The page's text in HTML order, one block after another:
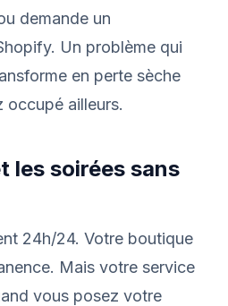
demande un
Un problème qui
en perte sèche
occupé ailleurs.
les soirées sans
24h/24. Votre boutique
Mais votre service
vous posez votre